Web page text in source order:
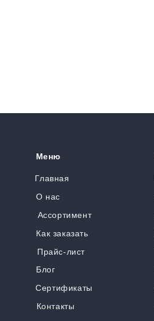
Главная
Меню
О нас
Ассортимент
Как заказать
Прайс-лист
Контакты
Блог
Сертификаты